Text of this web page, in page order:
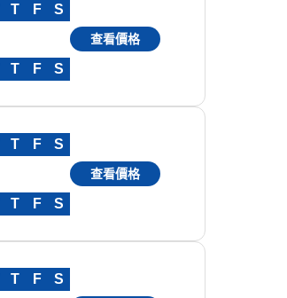
T F S
T F S
查看價格
T F S
T F S
查看價格
T F S